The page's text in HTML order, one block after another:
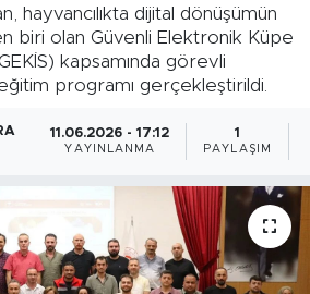
hayvancılıkta dijital dönüşümün
biri olan Güvenli Elektronik Küpe
kapsamında görevli
programı gerçekleştirildi.
11.06.2026 - 17:12
YAYINLANMA
1
PAYLAŞIM
Durumu ve Fikstür